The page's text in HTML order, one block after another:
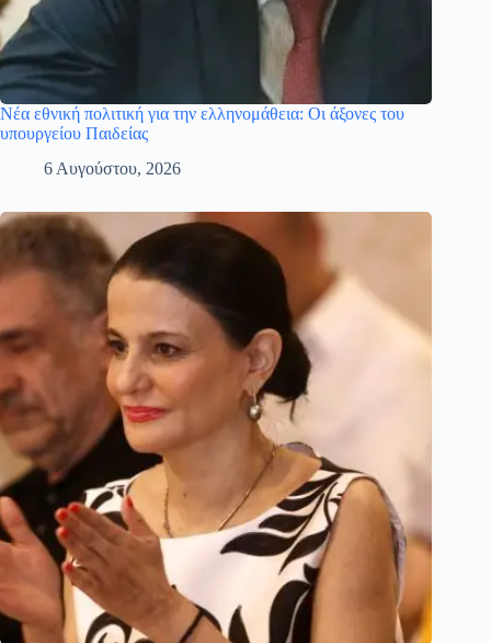
Νέα εθνική πολιτική για την ελληνομάθεια: Οι άξονες του
υπουργείου Παιδείας
6 Αυγούστου, 2026